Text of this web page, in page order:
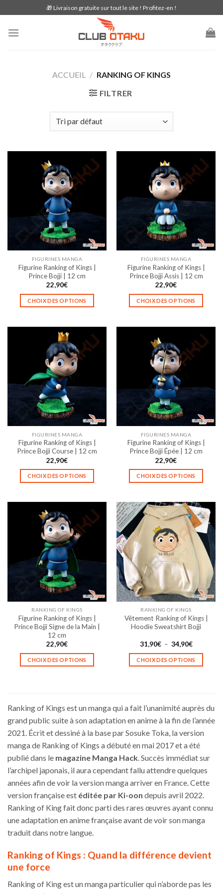
to
content
🎁 Livraison gratuite sur tout le site ! Profitez-en !
ACCUEIL / RANKING OF KINGS
FILTRER
FIGURINES MANGA
Figurine Ranking of Kings |
Prince Bojji | 12 cm
22,90€
CHOIX DES OPTIONS
a
plusieurs
variations.
Les
options
peuvent
être
choisies
sur
la
page
du
produit
FIGURINES MANGA
Figurine Ranking of Kings |
Prince Bojji Assis | 12 cm
22,90€
CHOIX DES OPTIONS
plusieurs
variations.
Les
options
peuvent
être
choisies
sur
la
page
du
produit
FIGURINES MANGA
Figurine Ranking of Kings |
Prince Bojji Course | 12 cm
22,90€
CHOIX DES OPTIONS
plusieurs
variations.
Les
options
peuvent
être
choisies
sur
la
page
du
produit
FIGURINES MANGA
Figurine Ranking of Kings |
Prince Bojji Épée | 12 cm
22,90€
CHOIX DES OPTIONS
a
plusieurs
variations.
Les
options
peuvent
être
choisies
sur
la
page
du
RANKING OF KINGS
Figurine Ranking of Kings |
Prince Bojji Signe de la Main |
12 cm
22,90€
CHOIX DES OPTIONS
variations.
Les
options
peuvent
être
sur
la
page
du
produit
RANKING OF KINGS
Vêtement Ranking of Kings |
Hoodie Sweatshirt Bojji
31,90€ – 34,90€Plage
prix :
31,90€
CHOIX DES OPTIONS
variations.
Les
options
peuvent
être
sur
la
page
du
produit
Ranking of Kings est un manga qui a fait l’unanimité auprès du
grand public suite à son adaptation en anime à la fin de l’année
2021. Écrit et dessiné à la base par Sosuke Toka, la version
manga de Ranking of Kings a débuté en mai 2017 et a été
publié dans le magazine Manga Hack. Succès immédiat sur
l’archipel japonais, il aura cependant fallu attendre quelques
années afin de voir la version manga arriver en France. Cette
version française est éditée par Ki-oon depuis avril 2022.
Ranking of King fait donc parti des rares œuvres ayant connu
une adaptation en anime française avant de voir son manga
traduit dans notre langue.
Ranking of Kings : Quand la différence devient
une force
Ranking of King est un manga particulier qui n’aborde pas les